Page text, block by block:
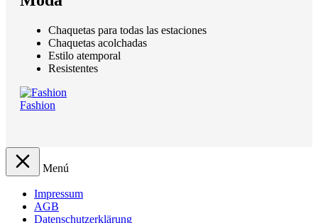
Chaquetas para todas las estaciones
Chaquetas acolchadas
Estilo atemporal
Resistentes
Fashion
Menú
Impressum
AGB
Datenschutzerklärung